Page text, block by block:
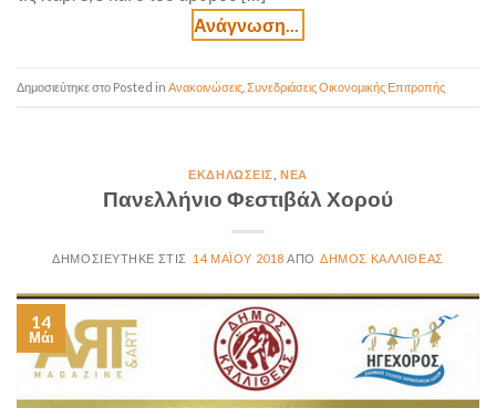
Posted in Ανακοινώσεις Συνεδριάσεις Οικονομικής Επιτροπής
ΕΚΔΗΛΏΣΕΙΣ ,ΝΈΑ
Πανελλήνιο Φεστιβάλ Χορού
14 ΜΑΪ́ΟΥ 2018 ΔΉΜΟΣ ΚΑΛΛΙΘΈΑΣ
14
Μάι